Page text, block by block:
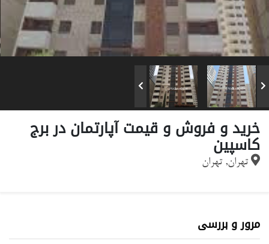
خرید و فروش و قیمت آپارتمان در برج
کاسپین
تهران, تهران
مرور و بررسی